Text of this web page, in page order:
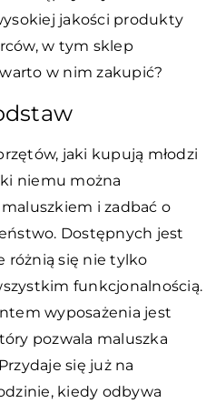
jakości produkty
w tym sklep
w nim zakupić?
jaki kupują młodzi
niemu można
i zadbać o
Dostępnych jest
różnią się nie tylko
funkcjonalnością.
wyposażenia jest
pozwala maluszka
się już na
kiedy odbywa